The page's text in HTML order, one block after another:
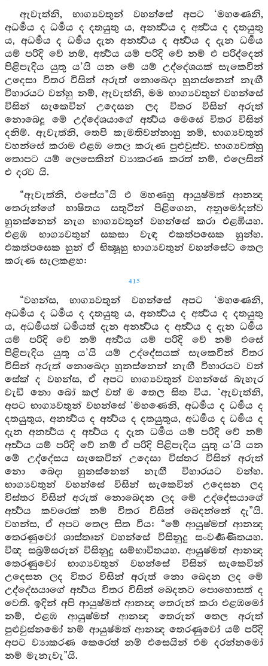
ඇවැත්නි, භාග්‍යවතුන් වහන්සේ අපට ‘මහණෙනි,
අධර්‍මය ද ධර්‍මය ද දතයුතු ය, අනර්‍ත්‍ථය ද අර්‍ත්‍ථය ද දතයුතු
ය, අධර්‍මය ද ධර්‍මය දැන අනර්‍ත්‍ථය ද අර්‍ත්‍ථය ද දැන ධර්‍මය
යම් පරිදි වේ නම්, අර්‍ත්‍ථය යම් පරිදි වේ නම් එ පරිද්දෙන්
පිළිපැදිය යුතු ය’යි යන මේ යම් උද්දේශයක් සැකෙවින්
උදෙසා විතර විසින් අරුත් නොබෙදා හුනස්නෙන් නැඟී
විහාරයට වන්හු නම්, ඇවැත්නි, මම භාග්‍යවතුන් වහන්සේ
විසින් සැකෙවින් උදෙසන ලද විතර විසින් අරුත්
නොබෙදූ මේ උද්දේශයාගේ අර්‍ත්‍ථය මෙසේ විතර විසින්
දනිම්. ඇවැත්නි, තෙපි කැමතිවන්නාහු නම්, භාග්‍යවතුන්
වහන්සේ කරාම එළඹ තෙල කරුණ පුළුවුස්ව. භාග්‍යවත්හු
තොපට යම් ලෙසෙකින් ව්‍යාකරණ කරත් නම්, එලෙසින්
එ දරව යි.
“ඇවැත්නි, එසේය”යි එ මහණහු ආයුෂ්මත් ආනන්‍ද
තෙරුන්ගේ භාෂිතය සතුටින් පිළිගෙන, අනුමෝදන්ව
හුනස්නෙන් නැග භාග්‍යවතුන් වහන්සේ කරා එළඹියහ.
එළඹ භාග්‍යවතුන් සකසා වැඳ එකත්පසෙක හුන්හ.
එකත්පසෙක හුන් ඒ භික්‍ෂූහු භාග්‍යවතුන් වහන්සේට තෙල
කරුණ සැලකළහ:
415
“වහන්ස, භාග්‍යවතුන් වහන්සේ අපට ‘මහණෙනි,
අධර්‍මය ද ධර්‍මය ද දතයුතු ය, අනර්‍ත්‍ථය ද අර්‍ත්‍ථය ද දතයුතු
ය, අධර්‍මයත් ධර්‍මයත් දැන අනර්‍ත්‍ථය ද අර්‍ත්‍ථය ද දැන ධර්‍මය
යම් පරිදි වේ නම් අර්‍ත්‍ථය යම් පරිදි වේ නම් එසේ
පිළිපැදිය යුතු ය’යි යම් උද්දේසයක් සැකෙවින් විතර
විසින් අරුත් නොබෙදා හුනස්නෙන් නැඟී විහාරයට වන්
සේක් ද වහන්ස, ඒ අපට භාග්‍යවතුන් වහන්සේ බැහැර
වැඩි නො බෝ කල් වත් ම තෙල සිත විය. ‘ඇවැත්නි,
අපට භාග්‍යවතුන් වහන්සේ ‘මහණෙනි, අධර්‍මය ද ධර්‍මය ද
දතයුතුය, අනර්‍ත්‍ථය ද අර්‍ත්‍ථය ද දතයුතුය, අධර්‍මය ද ධර්‍මය ද
දැන අනර්‍ත්‍ථය ද අර්‍ත්‍ථය ද දැන ධර්‍මය යම් පරිදි වේ නම්
අර්‍ත්‍ථය යම් පරිදි වේ නම් ඒ පරිදි පිළිපැදිය යුතු ය’යි යන
මේ උද්දේසය සැකෙවින් උදෙසා විස්තර විසින් අරුත්
නො බෙදා හුනස්නෙන් නැඟී විහාරයට වන්හ.
භාග්‍යවතුන් වහන්සේ විසින් සැකෙවින් උදෙසන ලද
විස්තර විසින් අරුත් නොබෙදන ලද මේ උද්දේසයාගේ
අර්‍ත්‍ථය කවරෙක් නම් විතර විසින් බෙදන්නේ දැ”යි.
වහන්ස, ඒ අපට තෙල සිත විය: “මේ ආයුෂ්මත් ආනන්‍ද
තෙරණුවෝ ශාස්තෘන් වහන්සේ විසිනුදු සංවර්‍ණණිතයහ.
විඥ සබ්‍රම්සරුන් විසිනුදු සම්භාවිතයහ. ආයුෂ්මත් ආනන්‍ද
තෙරණුවෝ භාග්‍යවතුන් වහන්සේ විසින් සැකෙවින්
උදෙසන ලද විතර විසින් අරුත් නො බෙදන ලද මේ
උද්දේසයාගේ අර්‍ත්‍ථය විතර විසින් බෙදනට පොහොසත් ද
වෙති. ඉදින් අපි ආයුෂ්මත් ආනන්‍ද තෙරුන් කරා එළඹමෝ
නම්, එළඹ ආයුෂ්මත් ආනන්‍ද තෙරුන් තෙල අරුත්
පුළුවුස්නමෝ නම් ආයුෂ්මත් ආනන්‍ද තෙරණුවෝ යම් පරිදි
අපට ව්‍යාකරණ කෙරෙත් නම් එසෙයින් එම දරන්නමෝ
නම් මැනැවැ”යි.